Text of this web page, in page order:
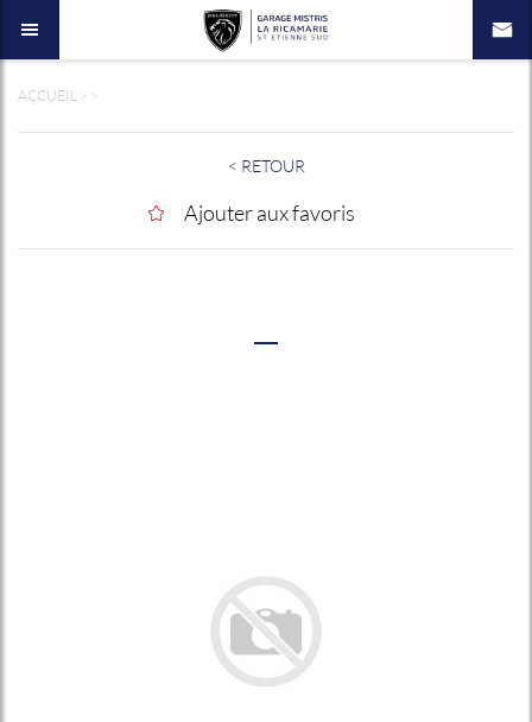
ACCUEIL
< RETOUR
Ajouter aux favoris